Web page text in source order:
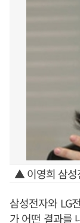
▲ 이영희 삼성
삼성전자와 LG
가 어떤 결과를